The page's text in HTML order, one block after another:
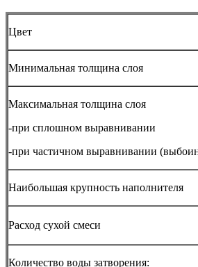
Цвет
Минимальная толщина слоя
Максимальная толщина слоя
-при сплошном выравнивании
-при частичном выравнивании
Наибольшая крупность наполнителя
Расход сухой смеси
Количество воды затворения: